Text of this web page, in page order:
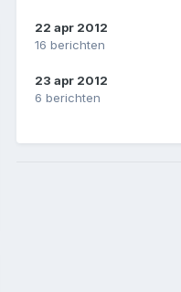
22 apr 2012
16 berichten
23 apr 2012
6 berichten